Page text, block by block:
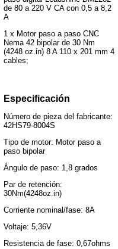
de 80 a 220 V CA con 0,5 a 8,2
A
1 x Motor paso a paso CNC
Nema 42 bipolar de 30 Nm
(4248 oz.in) 8 A 110 x 201 mm 4
cables;
Especificación
Número de pieza del fabricante:
42HS79-8004S
Tipo de motor: Motor paso a
paso bipolar
Ángulo de paso: 1,8 grados
Par de retención:
30Nm(4248oz.in)
Corriente nominal/fase: 8A
Voltaje: 5,36V
Resistencia de fase: 0,67ohms